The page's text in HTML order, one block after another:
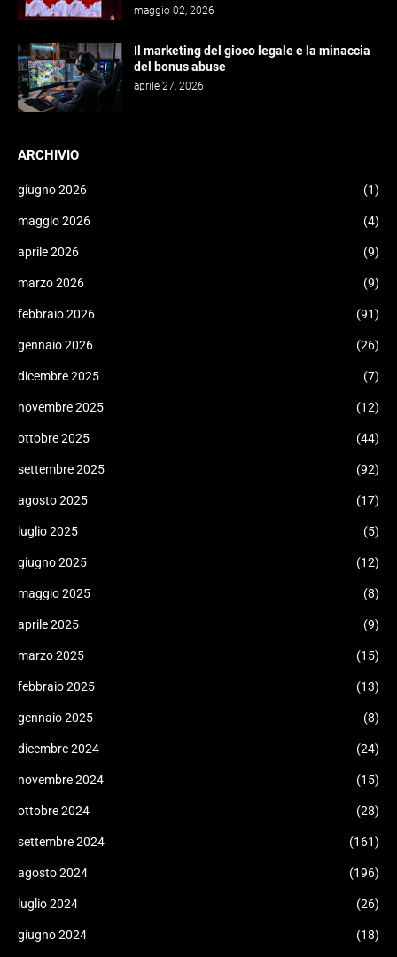
maggio 02, 2026
Il marketing del gioco legale e la minaccia
del bonus abuse
aprile 27, 2026
ARCHIVIO
giugno 2026 (1)
maggio 2026 (4)
aprile 2026 (9)
marzo 2026 (9)
febbraio 2026 (91)
gennaio 2026 (26)
dicembre 2025 (7)
novembre 2025 (12)
ottobre 2025 (44)
settembre 2025 (92)
agosto 2025 (17)
luglio 2025 (5)
giugno 2025 (12)
maggio 2025 (8)
aprile 2025 (9)
marzo 2025 (15)
febbraio 2025 (13)
gennaio 2025 (8)
dicembre 2024 (24)
novembre 2024 (15)
ottobre 2024 (28)
settembre 2024 (161)
agosto 2024 (196)
luglio 2024 (26)
giugno 2024 (18)